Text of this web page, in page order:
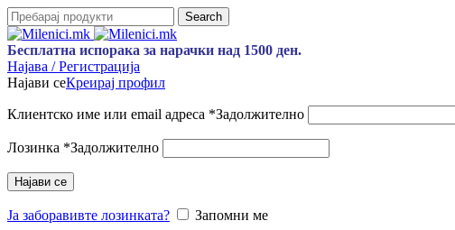
Search
Бесплатна испорака за нарачки над 1500 ден.
Најава / Регистрација
Најави сеКреирај профил
Клиентско име или email адреса *Задолжително
Лозинка *Задолжително
Најави се
Ја заборавивте лозинката?
Запомни ме